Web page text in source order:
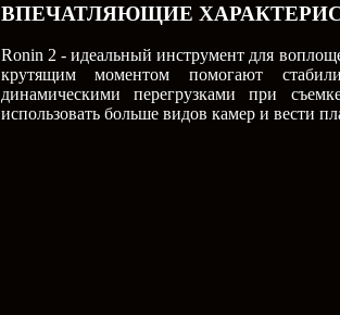
ВПЕЧАТЛЯЮЩИЕ
Ronin 2 - идеальный инструмент для
крутящим моментом помогают
динамическими перегрузками при
использовать больше видов камер и вести